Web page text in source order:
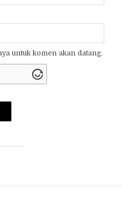
untuk komen akan datang.